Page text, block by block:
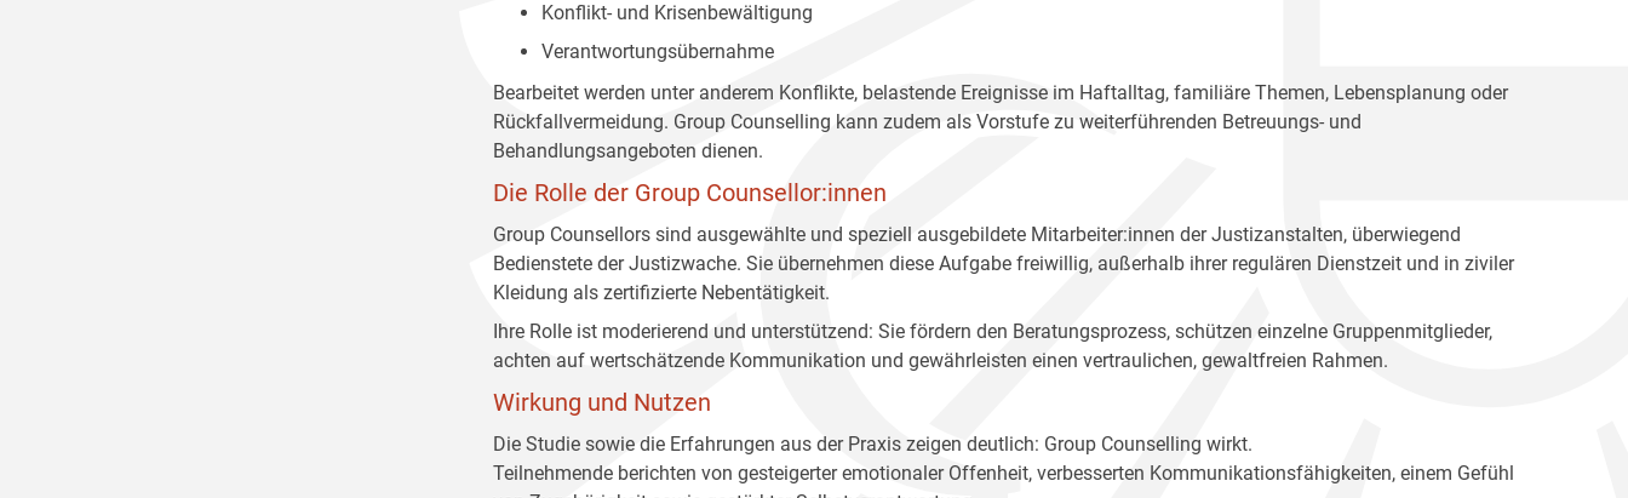
Konflikt- und Krisenbewältigung
Verantwortungsübernahme
Bearbeitet werden unter anderem Konflikte, belastende Ereignisse im Haftalltag, familiäre Themen, Lebensplanung oder
Rückfallvermeidung. Group Counselling kann zudem als Vorstufe zu weiterführenden Betreuungs- und
Behandlungsangeboten dienen.
Die Rolle der Group Counsellor:innen
Group Counsellors sind ausgewählte und speziell ausgebildete Mitarbeiter:innen der Justizanstalten, überwiegend
Bedienstete der Justizwache. Sie übernehmen diese Aufgabe freiwillig, außerhalb ihrer regulären Dienstzeit und in ziviler
Kleidung als zertifizierte Nebentätigkeit.
Ihre Rolle ist moderierend und unterstützend: Sie fördern den Beratungsprozess, schützen einzelne Gruppenmitglieder,
achten auf wertschätzende Kommunikation und gewährleisten einen vertraulichen, gewaltfreien Rahmen.
Wirkung und Nutzen
Die Studie sowie die Erfahrungen aus der Praxis zeigen deutlich: Group Counselling wirkt.
Teilnehmende berichten von gesteigerter emotionaler Offenheit, verbesserten Kommunikationsfähigkeiten, einem Gefühl